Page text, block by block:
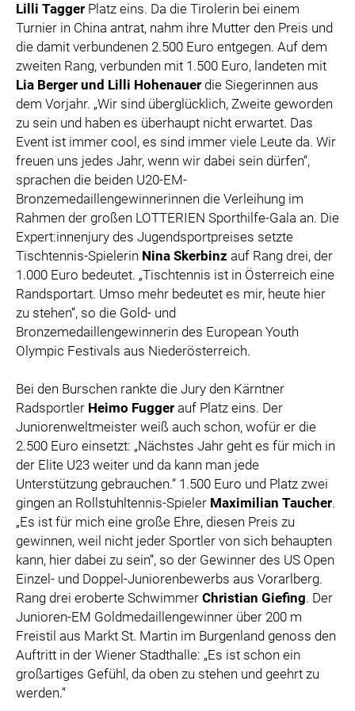
Lilli Tagger Platz eins. Da die Tirolerin bei einem
Turnier in China antrat, nahm ihre Mutter den Preis und
die damit verbundenen 2.500 Euro entgegen. Auf dem
zweiten Rang, verbunden mit 1.500 Euro, landeten mit
Lia Berger und Lilli Hohenauer die Siegerinnen aus
dem Vorjahr. „Wir sind überglücklich, Zweite geworden
zu sein und haben es überhaupt nicht erwartet. Das
Event ist immer cool, es sind immer viele Leute da. Wir
freuen uns jedes Jahr, wenn wir dabei sein dürfen“,
sprachen die beiden U20-EM-
Bronzemedaillengewinnerinnen die Verleihung im
Rahmen der großen LOTTERIEN Sporthilfe-Gala an. Die
Expert:innenjury des Jugendsportpreises setzte
Tischtennis-Spielerin Nina Skerbinz auf Rang drei, der
1.000 Euro bedeutet. „Tischtennis ist in Österreich eine
Randsportart. Umso mehr bedeutet es mir, heute hier
zu stehen“, so die Gold- und
Bronzemedaillengewinnerin des European Youth
Olympic Festivals aus Niederösterreich.
Bei den Burschen rankte die Jury den Kärntner
Radsportler Heimo Fugger auf Platz eins. Der
Juniorenweltmeister weiß auch schon, wofür er die
2.500 Euro einsetzt: „Nächstes Jahr geht es für mich in
der Elite U23 weiter und da kann man jede
Unterstützung gebrauchen.“ 1.500 Euro und Platz zwei
gingen an Rollstuhltennis-Spieler Maximilian Taucher.
„Es ist für mich eine große Ehre, diesen Preis zu
gewinnen, weil nicht jeder Sportler von sich behaupten
kann, hier dabei zu sein“, so der Gewinner des US Open
Einzel- und Doppel-Juniorenbewerbs aus Vorarlberg.
Rang drei eroberte Schwimmer Christian Giefing. Der
Junioren-EM Goldmedaillengewinner über 200 m
Freistil aus Markt St. Martin im Burgenland genoss den
Auftritt in der Wiener Stadthalle: „Es ist schon ein
großartiges Gefühl, da oben zu stehen und geehrt zu
werden.“